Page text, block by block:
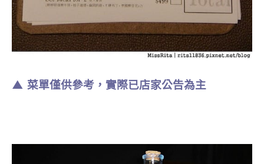
▲ 菜單僅供參考，實際已店家公告為主